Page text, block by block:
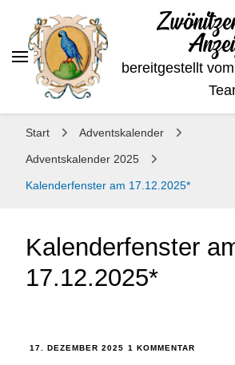
bereitgestellt
Start Adventskalender
Adventskalender 2025
Kalenderfenster am 17.12.2025*
Kalenderfenster
17.12.2025*
17. DEZEMBER 2025 1 KOMMENTAR